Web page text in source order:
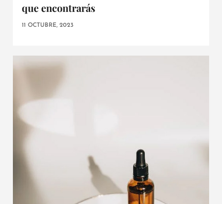
que encontrarás
11 OCTUBRE, 2023